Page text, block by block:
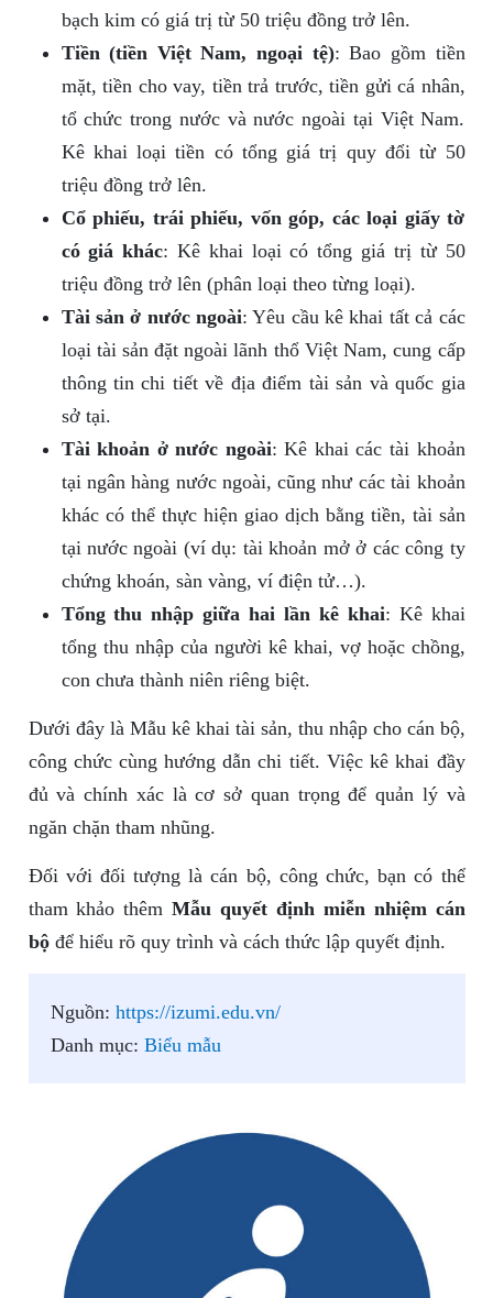
bạch kim có giá trị từ 50 triệu đồng trở lên.
Tiền (tiền Việt Nam, ngoại tệ): Bao gồm tiền
mặt, tiền cho vay, tiền trả trước, tiền gửi cá nhân,
tổ chức trong nước và nước ngoài tại Việt Nam.
Kê khai loại tiền có tổng giá trị quy đổi từ 50
triệu đồng trở lên.
Cổ phiếu, trái phiếu, vốn góp, các loại giấy tờ
có giá khác: Kê khai loại có tổng giá trị từ 50
triệu đồng trở lên (phân loại theo từng loại).
Tài sản ở nước ngoài: Yêu cầu kê khai tất cả các
loại tài sản đặt ngoài lãnh thổ Việt Nam, cung cấp
thông tin chi tiết về địa điểm tài sản và quốc gia
sở tại.
Tài khoản ở nước ngoài: Kê khai các tài khoản
tại ngân hàng nước ngoài, cũng như các tài khoản
khác có thể thực hiện giao dịch bằng tiền, tài sản
tại nước ngoài (ví dụ: tài khoản mở ở các công ty
chứng khoán, sàn vàng, ví điện tử…).
Tổng thu nhập giữa hai lần kê khai: Kê khai
tổng thu nhập của người kê khai, vợ hoặc chồng,
con chưa thành niên riêng biệt.
Dưới đây là Mẫu kê khai tài sản, thu nhập cho cán bộ,
công chức cùng hướng dẫn chi tiết. Việc kê khai đầy
đủ và chính xác là cơ sở quan trọng để quản lý và
ngăn chặn tham nhũng.
Đối với đối tượng là cán bộ, công chức, bạn có thể
tham khảo thêmMẫu quyết định miễn nhiệm cán
bộđể hiểu rõ quy trình và cách thức lập quyết định.
Nguồn: https://izumi.edu.vn/
Danh mục: Biểu mẫu